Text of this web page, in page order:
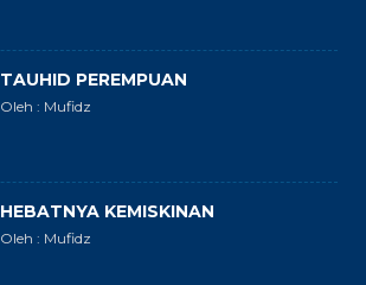
TAUHID PEREMPUAN
Oleh : Mufidz
HEBATNYA KEMISKINAN
Oleh : Mufidz